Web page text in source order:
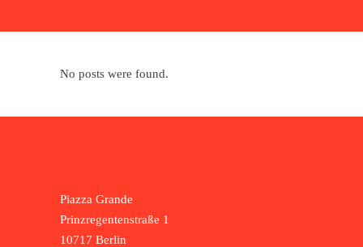
No posts were found.
Piazza Grande
Prinzregentenstraße 1
10717 Berlin